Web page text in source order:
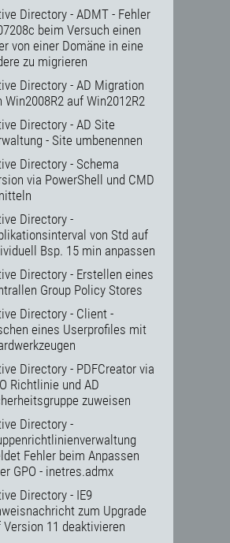
Directory - ADMT - Fehler
beim Versuch einen
von einer Domäne in eine
zu migrieren
Directory - AD Migration
Win2008R2 auf Win2012R2
Directory - AD Site
- Site umbenennen
Directory - Schema
via PowerShell und CMD
Directory -
von Std auf
Bsp. 15 min anpassen
Directory - Erstellen eines
Group Policy Stores
Directory - Client -
eines Userprofiles mit
Directory - PDFCreator via
Richtlinie und AD
zuweisen
Directory -
Fehler beim Anpassen
GPO - inetres.admx
Directory - IE9
zum Upgrade
Version 11 deaktivieren